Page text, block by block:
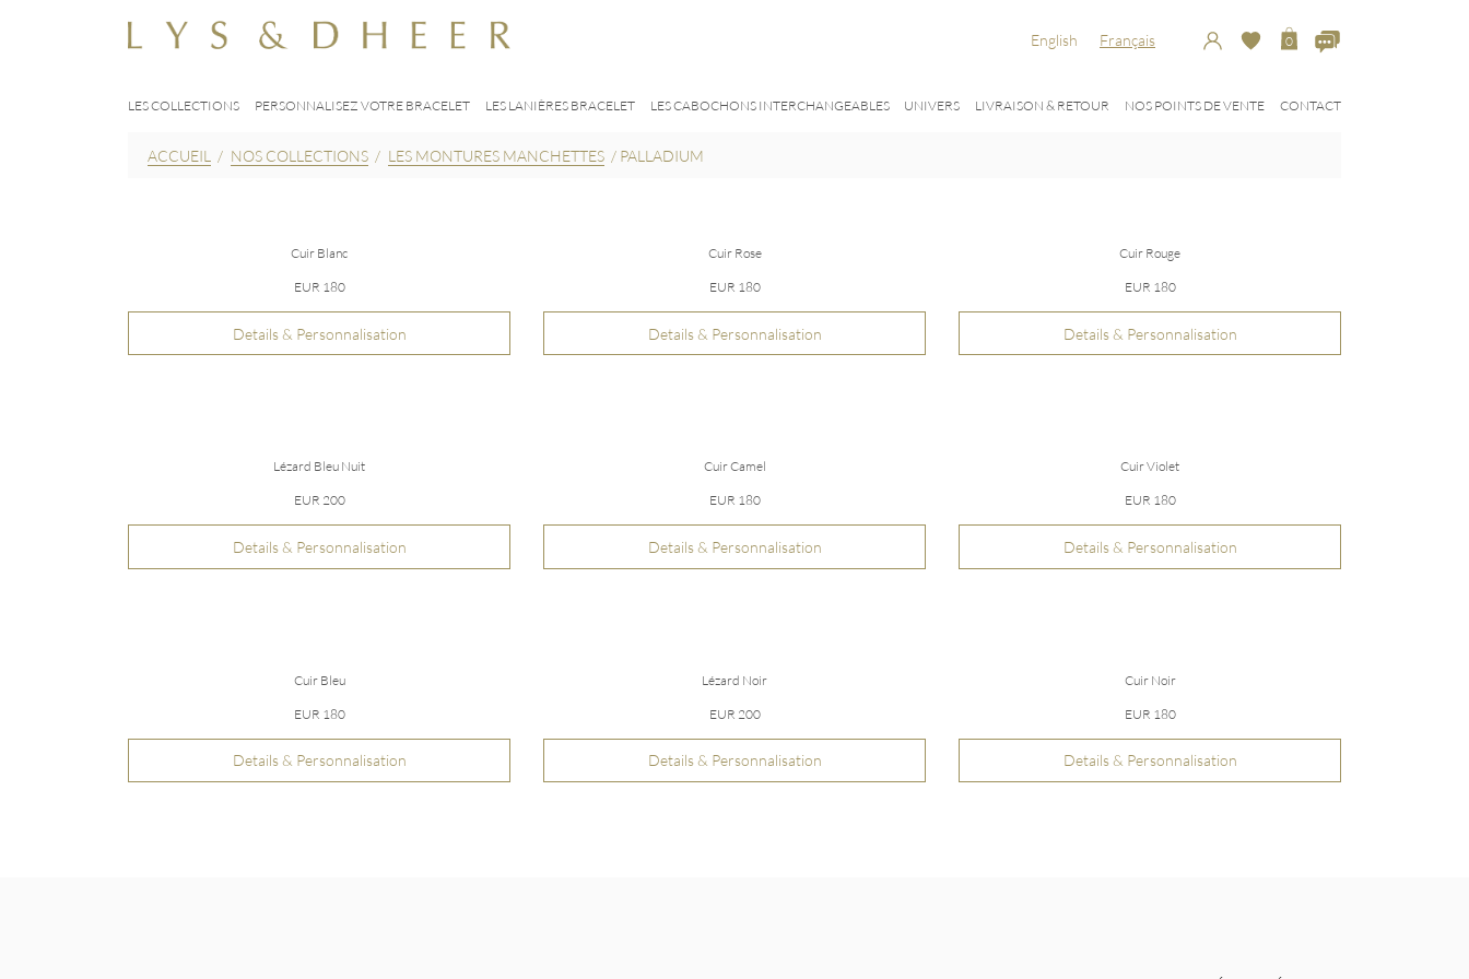
English Français 0
LES COLLECTIONS PERSONNALISEZ VOTRE BRACELET LES LANIÈRES BRACELET LES CABOCHONS INTERCHANGEABLES UNIVERS LIVRAISON & RETOUR NOS POINTS DE VENTE CONTACT
ACCUEIL / NOS COLLECTIONS / LES MONTURES MANCHETTES / PALLADIUM
Cuir Blanc
EUR 180
Details & Personnalisation
Cuir Rose
EUR 180
Details & Personnalisation
Cuir Rouge
EUR 180
Details & Personnalisation
Lézard Bleu Nuit
EUR 200
Details & Personnalisation
Cuir Camel
EUR 180
Details & Personnalisation
Cuir Violet
EUR 180
Details & Personnalisation
Cuir Bleu
EUR 180
Details & Personnalisation
Lézard Noir
EUR 200
Details & Personnalisation
Cuir Noir
EUR 180
Details & Personnalisation